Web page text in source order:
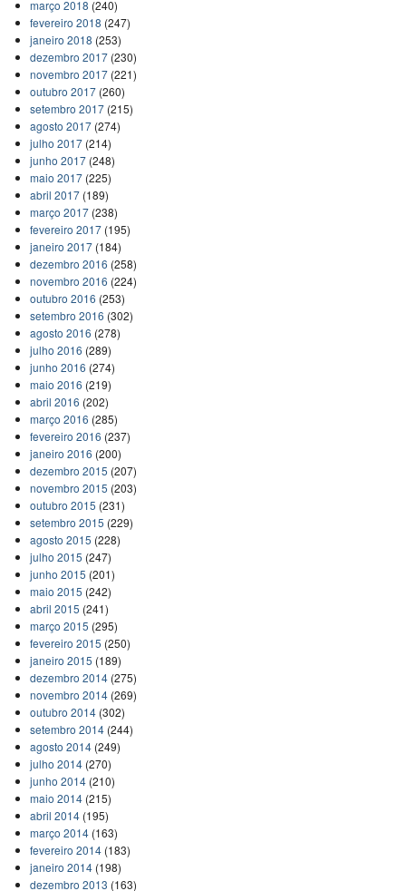
março 2018 (240)
fevereiro 2018 (247)
janeiro 2018 (253)
dezembro 2017(230)
novembro 2017(221)
outubro 2017(260)
setembro 2017(215)
agosto 2017(274)
julho 2017(214)
junho 2017(248)
maio 2017(225)
abril 2017(189)
março 2017(238)
fevereiro 2017(195)
janeiro 2017(184)
dezembro 2016 (258)
novembro 2016 (224)
outubro 2016 (253)
setembro 2016 (302)
agosto 2016 (278)
julho 2016 (289)
junho 2016 (274)
maio 2016 (219)
abril 2016 (202)
março 2016 (285)
fevereiro 2016 (237)
janeiro 2016 (200)
dezembro 2015 (207)
novembro 2015 (203)
outubro 2015 (231)
setembro 2015 (229)
agosto 2015 (228)
julho 2015 (247)
junho 2015 (201)
maio 2015 (242)
abril 2015 (241)
março 2015 (295)
fevereiro 2015 (250)
janeiro 2015 (189)
dezembro 2014(275)
novembro 2014(269)
outubro 2014(302)
setembro 2014(244)
agosto 2014(249)
julho 2014(270)
junho 2014(210)
maio 2014(215)
abril 2014(195)
março 2014(163)
fevereiro 2014(183)
janeiro 2014(198)
dezembro 2013 (163)